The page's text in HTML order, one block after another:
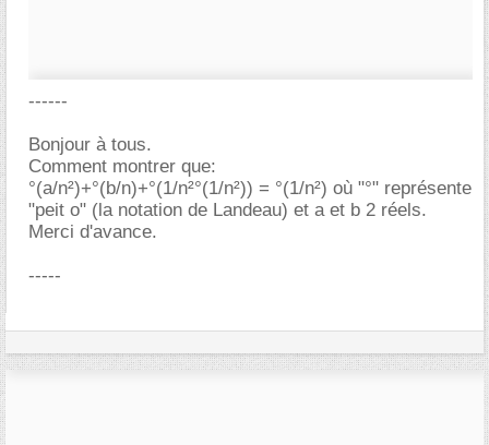
------
Bonjour à tous.
Comment montrer que:
°(a/n²)+°(b/n)+°(1/n²°(1/n²)) = °(1/n²) où "°" représente
"peit o" (la notation de Landeau) et a et b 2 réels.
Merci d'avance.
-----